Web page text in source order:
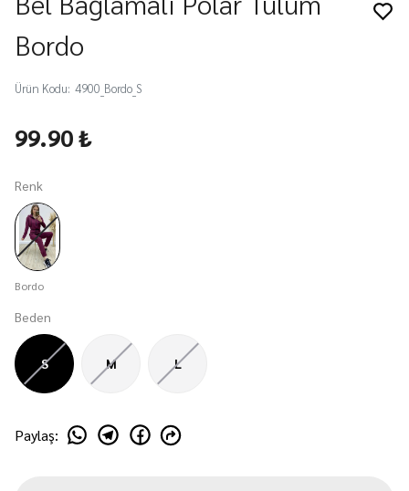
Bordo
Ürün Kodu: 4900_Bordo_S
99.90 ₺
Renk
Bordo
Beden
S M L
Paylaş: